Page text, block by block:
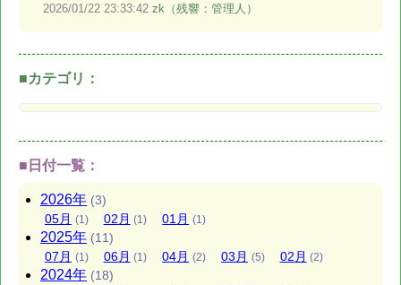
2026/01/22 23:33:42 zk（残響：管理人）
■カテゴリ：
■日付一覧：
2026年 (3)
05月 (1) 02 月 (1) 01 月 (1)
2025年 (11)
07 月 (1) 06月 (1) 04月 (2) 03 月 (5) 02 月 (2)
2024年 (18)